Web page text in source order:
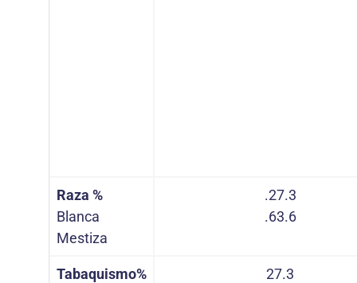
Raza %
Blanca
Mestiza
.27.3
.63.6
Tabaquismo%
27.3